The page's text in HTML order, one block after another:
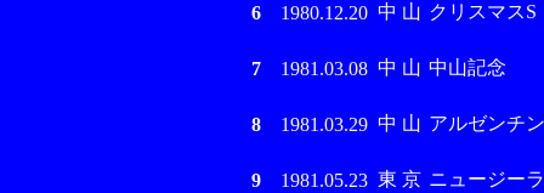
6 1980.12.20 中 山 クリスマスS
7 1981.03.08 中 山 中山記念
8 1981.03.29 中 山 アルゼンチ
9 1981.05.23 東 京 ニュージー